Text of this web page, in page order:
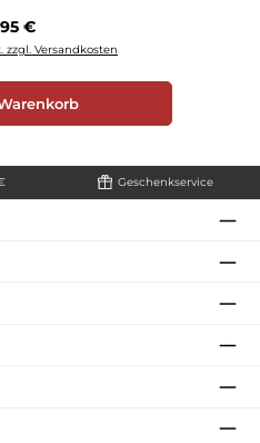
Preis:
€
zzgl. Versandkosten
Geschenkservice